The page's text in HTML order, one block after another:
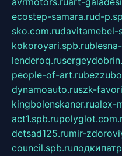
ecostep-samara.rud-
sko.com.rudavitamebel-
kokoroyari.spb.ru
lenderoq.ru
people-of-art.ru
dynamoauto.ruszk-
kingbolenskaner.rualex-
act1.spb.ru
detsad125.rumir-
council.spb.ru